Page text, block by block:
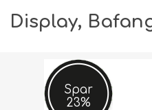
Display,
Spar
23%